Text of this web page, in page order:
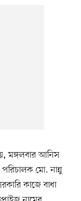
মঙ্গলবার আনিস
পরিচালক মো. নান্নু
কাজে বাধা